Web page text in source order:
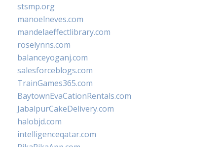
stsmp.org
manoelneves.com
mandelaeffectlibrary.com
roselynns.com
balanceyoganj.com
salesforceblogs.com
TrainGames365.com
BaytownEvaCationRentals.com
JabalpurCakeDelivery.com
halobjd.com
intelligenceqatar.com